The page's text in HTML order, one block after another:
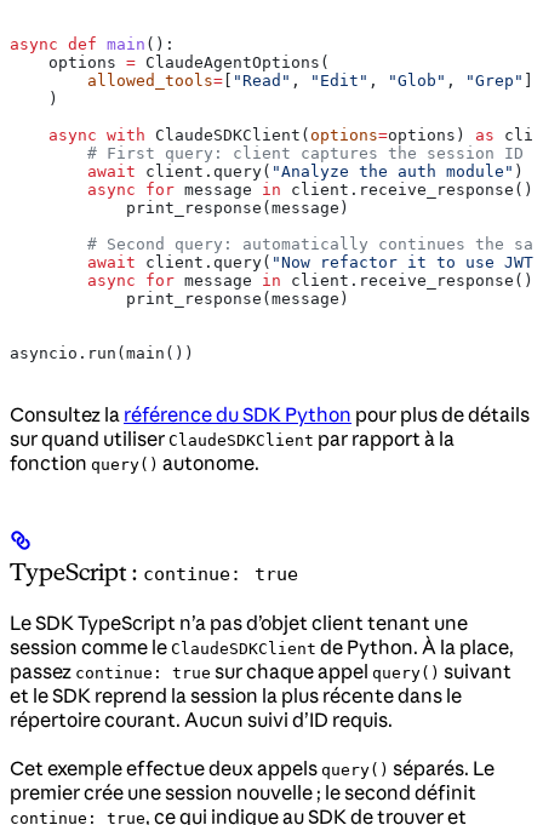
async def main ():
    options
= ClaudeAgentOptions(
        allowed_tools
= [ "Read" , "Edit" , "Glob" , "Grep" ],
    )
    async
with ClaudeSDKClient(options=options) as
# First query: client captures the session ID
        await
client.query( "Analyze the auth module" )
        async
for message in client.receive_response():
            print_response(message)
# Second query: automatically continues the
        await
client.query( "Now refactor it to use JWT"
        async
for message in client.receive_response():
            print_response(message)
asyncio.run(main())
Consultez la référence du SDK Python pour plus de détails
sur quand utiliser ClaudeSDKClient par rapport à la
fonction query() autonome.
TypeScript : continue: true
Le SDK TypeScript n’a pas d’objet client tenant une
session comme le ClaudeSDKClient de Python. À la place,
passez continue: true sur chaque appel query() suivant
et le SDK reprend la session la plus récente dans le
répertoire courant. Aucun suivi d’ID requis.
Cet exemple effectue deux appels query() séparés. Le
premier crée une session nouvelle ; le second définit
continue: true, ce qui indique au SDK de trouver et